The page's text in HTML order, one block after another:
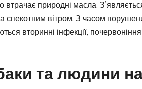
втрачає природні масла.
вітром. З часом
вторинні інфекції,
та людини